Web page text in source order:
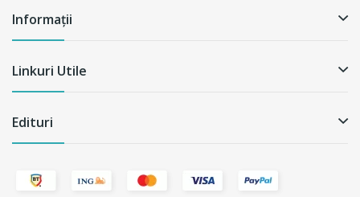
Informații
Linkuri Utile
Edituri